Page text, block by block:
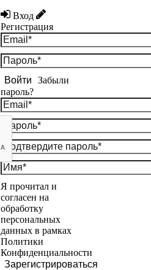
Вход
Регистрация
Войти
Забыли
пароль?
Я прочитал и
согласен на
обработку
персональных
данных в рамках
Политики
Конфиденциальности
Зарегистрироваться